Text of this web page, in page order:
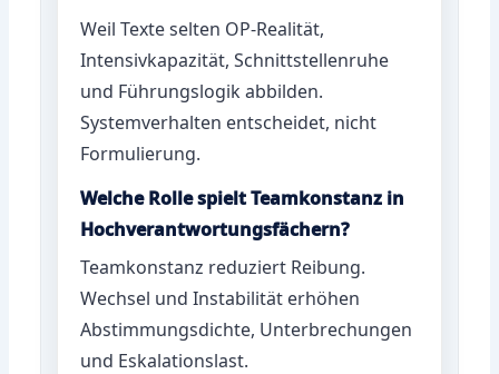
Weil Texte selten OP-Realität,
Intensivkapazität, Schnittstellenruhe
und Führungslogik abbilden.
Systemverhalten entscheidet, nicht
Formulierung.
Welche Rolle spielt Teamkonstanz in
Hochverantwortungsfächern?
Teamkonstanz reduziert Reibung.
Wechsel und Instabilität erhöhen
Abstimmungsdichte, Unterbrechungen
und Eskalationslast.